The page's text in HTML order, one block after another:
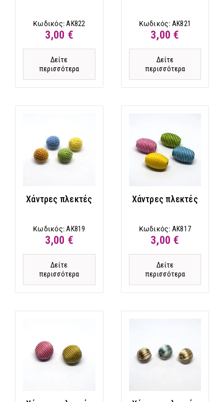
Κωδικός: AK822
3,00 €
Δείτε
περισσότερα
Κωδικός: AK821
3,00 €
Δείτε
περισσότερα
Χάντρες πλεκτές
Κωδικός: AK819
3,00 €
Δείτε
περισσότερα
Χάντρες πλεκτές
Κωδικός: AK817
3,00 €
Δείτε
περισσότερα